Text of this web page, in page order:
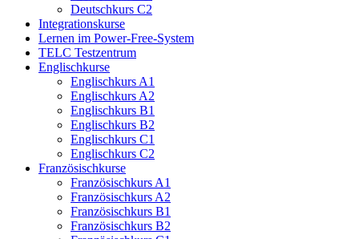
Deutschkurs C2
Integrationskurse
Lernen im Power-Free-System
TELC Testzentrum
Englischkurse
Englischkurs A1
Englischkurs A2
Englischkurs B1
Englischkurs B2
Englischkurs C1
Englischkurs C2
Französischkurse
Französischkurs A1
Französischkurs A2
Französischkurs B1
Französischkurs B2